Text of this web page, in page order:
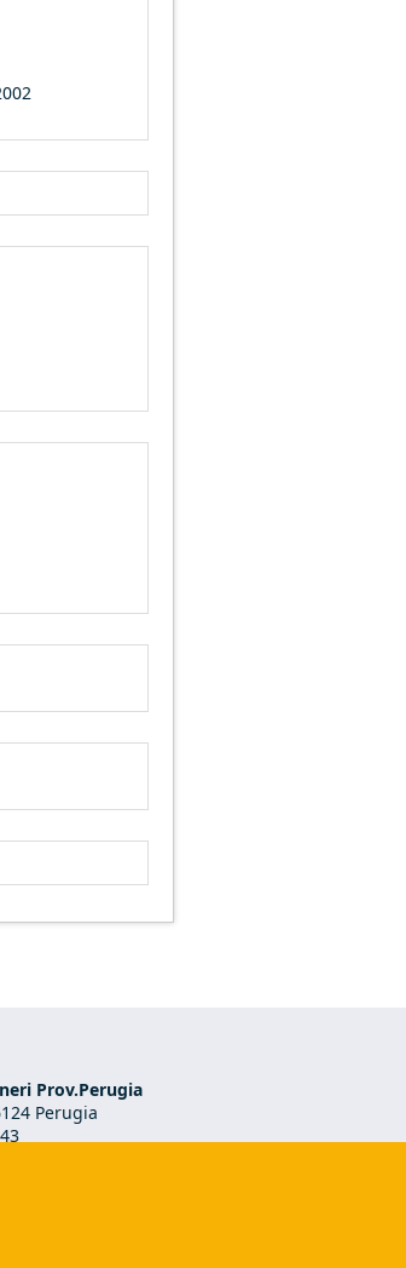
Prov.Perugia
Perugia